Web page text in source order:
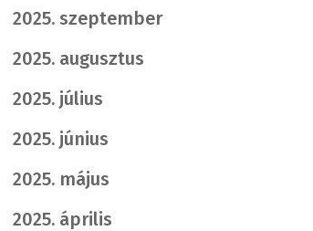
2025. szeptember
2025. augusztus
2025. július
2025. június
2025. május
2025. április